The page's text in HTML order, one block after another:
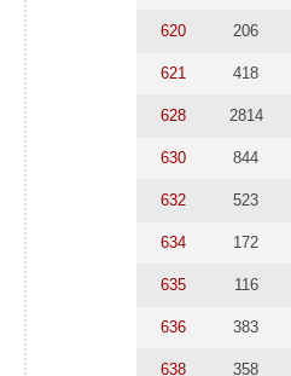
620 206
621 418
628 2814
630 844
632 523
634 172
635 116
636 383
638 358